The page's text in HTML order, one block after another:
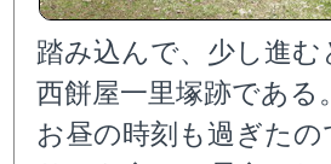
踏み込んで、少し進
西餅屋一里塚跡であ
お昼の時刻も過ぎた